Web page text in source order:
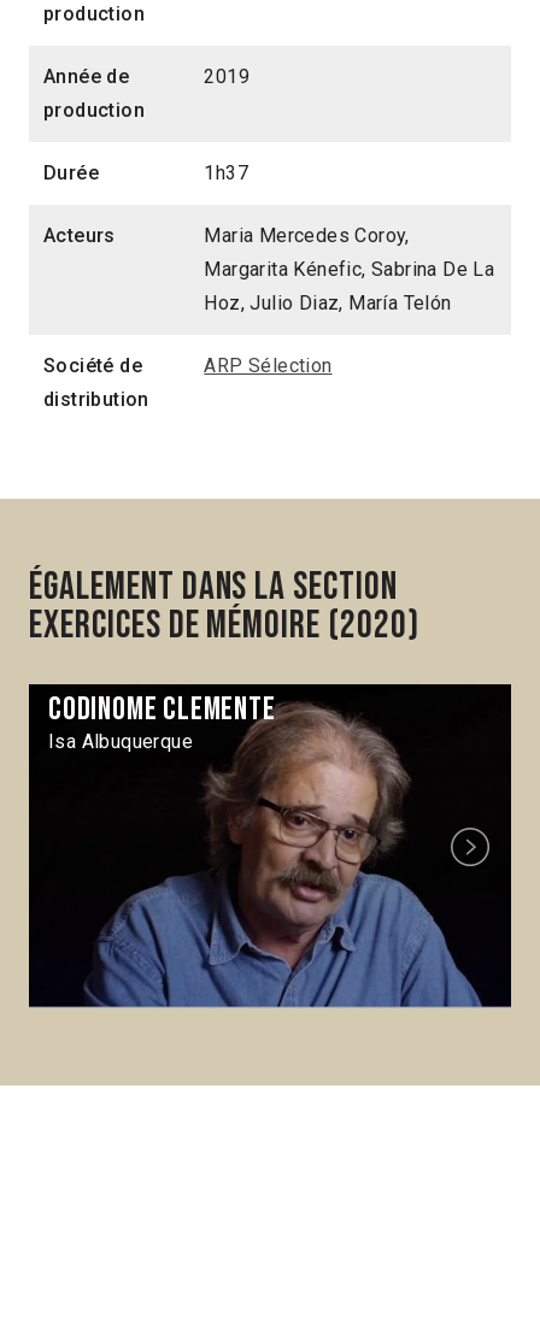
production
Année de
production
2019
Durée 1h37
Acteurs
Maria Mercedes Coroy,
Margarita Kénefic, Sabrina De La
Hoz, Julio Diaz, María Telón
Société de
distribution
ARP Sélection
Également dans la section
Exercices de mémoire (2020)
Codinome Clemente
Isa Albuquerque
Next